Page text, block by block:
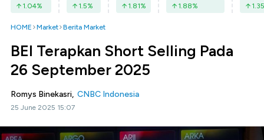
1.04% 1.5% 1.81% 1.88% 1.35
HOME Market Berita Market
BEI Terapkan Short Selling Pada
26 September 2025
Romys Binekasri, CNBC Indonesia
25 June 2025 15:07